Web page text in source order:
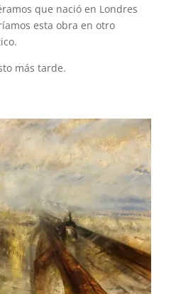
que nació en Londres
esta obra en otro
más tarde.